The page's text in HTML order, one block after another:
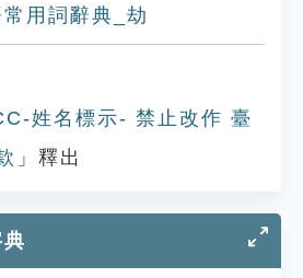
用詞辭典_劫
姓名標示- 禁止改作 臺
」釋出